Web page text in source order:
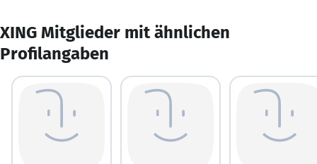
XING Mitglieder mit ähnlichen
Profilangaben